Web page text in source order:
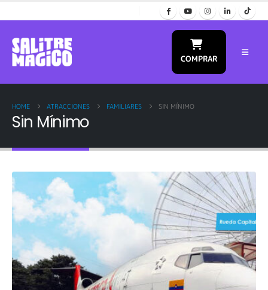
COMPRAR
HOME ATRACCIONES FAMILIARES SIN MÍNIMO
Sin Mínimo